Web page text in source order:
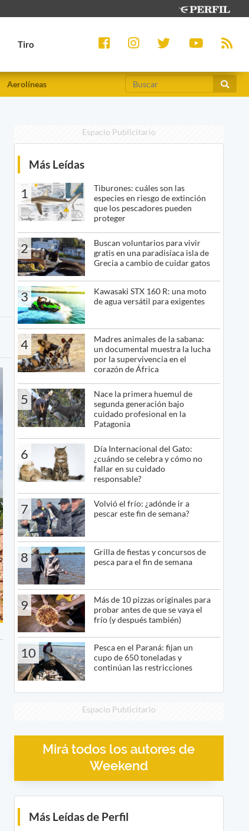
Tiro
Aerolíneas
Espacio Publicitario
Más Leídas
1
Tiburones: cuáles son las
especies en riesgo de extinción
que los pescadores pueden
proteger
2
Buscan voluntarios para vivir
gratis en una paradisíaca isla de
Grecia a cambio de cuidar gatos
3
Kawasaki STX 160 R: una moto
de agua versátil para exigentes
4
Madres animales de la sabana:
un documental muestra la lucha
por la supervivencia en el
corazón de África
5
Nace la primera huemul de
segunda generación bajo
cuidado profesional en la
Patagonia
6
Día Internacional del Gato:
¿cuándo se celebra y cómo no
fallar en su cuidado
responsable?
7
Volvió el frío: ¿adónde ir a
pescar este fin de semana?
8
Grilla de fiestas y concursos de
pesca para el fin de semana
9
Más de 10 pizzas originales para
probar antes de que se vaya el
frío (y después también)
10
Pesca en el Paraná: fijan un
cupo de 650 toneladas y
continúan las restricciones
Espacio Publicitario
Mirá todos los autores de
Weekend
Más Leídas de Perfil